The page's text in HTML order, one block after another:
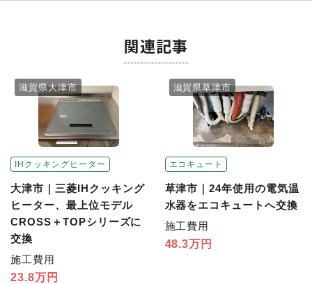
関連記事
IHクッキングヒーター
滋賀県大津市
大津市｜三菱IHクッキング
ヒーター、最上位モデル
CROSS＋TOPシリーズに
交換
施工費用
23.8万円
エコキュート
滋賀県草津市
草津市｜24年使用の電気温
水器をエコキュートへ交換
施工費用
48.3万円